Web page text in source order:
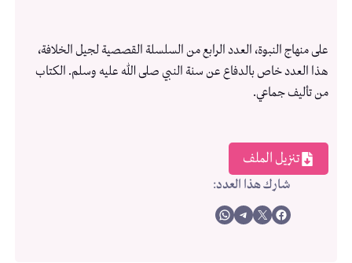
على منهاج النبوة، العدد الرابع من السلسلة القصصية لجيل الخلافة،
هذا العدد خاص بالدفاع عن سنة النبي صلى الله عليه وسلم. الكتاب
من تأليف جماعي.
تنزيل الملف
شارك هذا العدد:
Share on Facebook
Share on X
Share on Telegram
Share on WhatsApp